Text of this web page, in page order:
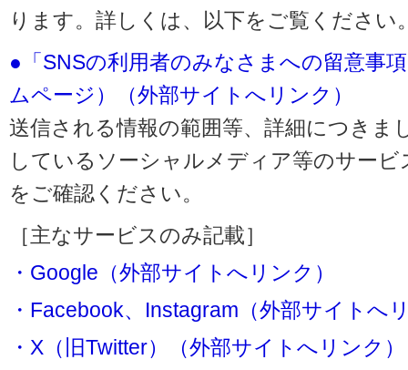
ります。詳しくは、以下をご覧ください
●「SNSの利用者のみなさまへの留意事
ムページ）（外部サイトへリンク）
送信される情報の範囲等、詳細につきま
しているソーシャルメディア等のサー
をご確認ください。
［主なサービスのみ記載］
・Google（外部サイトへリンク）
・Facebook、Instagram（外部サイトへ
・X（旧Twitter）（外部サイトへリンク）